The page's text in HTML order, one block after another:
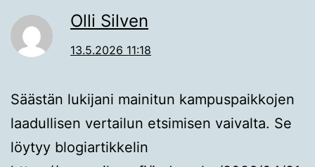
Olli Silven
13.5.2026 11:18
Säästän lukijani mainitun kampuspaikkojen
laadullisen vertailun etsimisen vaivalta. Se
löytyy blogiartikkelin